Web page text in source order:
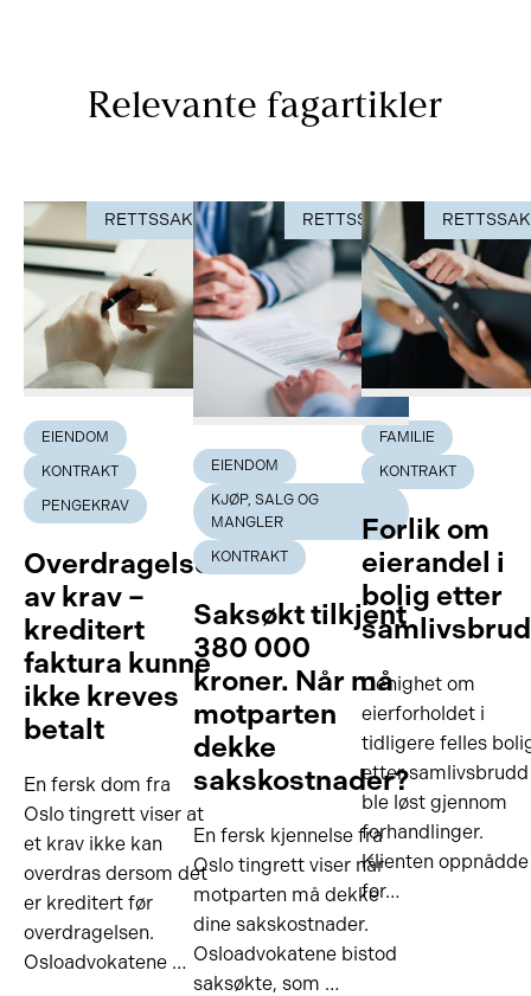
Relevante fagartikler
RETTSSAK
EIENDOM
KONTRAKT
PENGEKRAV
Overdragelse
av krav –
kreditert
faktura kunne
ikke kreves
betalt
En fersk dom fra
Oslo tingrett viser at
et krav ikke kan
overdras dersom det
er kreditert før
overdragelsen.
Osloadvokatene …
RETTSSAK
EIENDOM
KJØP, SALG OG
MANGLER
KONTRAKT
Saksøkt tilkjent
380 000
kroner. Når må
motparten
dekke
sakskostnader?
En fersk kjennelse fra
Oslo tingrett viser når
motparten må dekke
dine sakskostnader.
Osloadvokatene bistod
saksøkte, som …
RETTSSAK
FAMILIE
KONTRAKT
Forlik om
eierandel i
bolig etter
Uenighet om
eierforholdet i
tidligere felles
etter samlivsbrudd
ble løst gjennom
forhandlinger.
Klienten oppnådde
for…